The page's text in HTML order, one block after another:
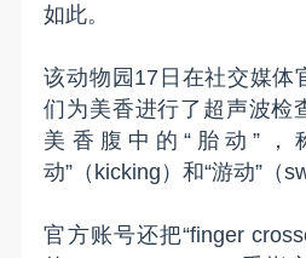
如此。
该动物园17日在社交媒体
们为美香进行了超声波检
美香腹中的“胎动”，
动”（kicking）和“游动”（
官方账号还把“finger